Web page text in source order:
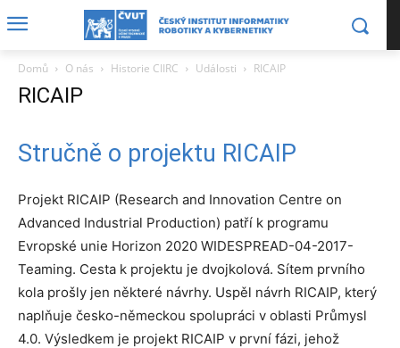
Domů O nás Historie CIIRC Události RICAIP
RICAIP
Stručně o projektu RICAIP
Projekt RICAIP (Research and Innovation Centre on
Advanced Industrial Production) patří k programu
Evropské unie Horizon 2020 WIDESPREAD-04-2017-
Teaming. Cesta k projektu je dvojkolová. Sítem prvního
kola prošly jen některé návrhy. Uspěl návrh RICAIP, který
naplňuje česko-německou spolupráci v oblasti Průmysl
4.0. Výsledkem je projekt RICAIP v první fázi, jehož